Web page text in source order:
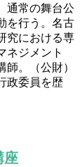
通常の舞台公
を行う。名古
究における専
ネジメント
。（公財）
政委員を歴
座